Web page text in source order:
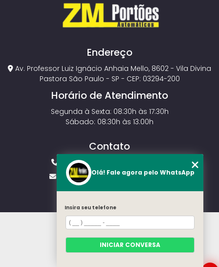
Endereço
Av. Professor Luiz Ignácio Anhaia Mello, 8602 - Vila Divina
Pastora São Paulo - SP - CEP: 03294-200
Horário de Atendimento
Segunda à Sexta: 08:30h às 17:30h
Sábado: 08:30h às 13:00h
Contato
(11) 2143-4826
vendas.zmportoes@gmail.com
HOME
MODELOS
CONTATO
Olá! Fale agora pelo WhatsApp
Insira seu telefone
INICIAR CONVERSA